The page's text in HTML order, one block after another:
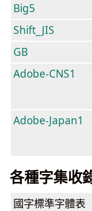
Big5
Shift_JIS
GB
Adobe-CNS1
Adobe-Japan1
各種字集收
國字標準字體表